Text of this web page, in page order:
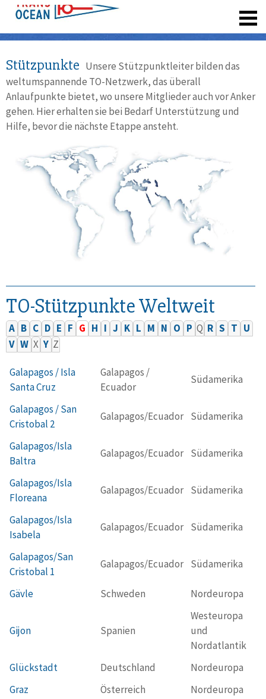
Stützpunkte Unsere Stützpunktleiter bilden das
weltumspannende TO-Netzwerk, das überall
Anlaufpunkte bietet, wo unsere Mitglieder auch vor Anker
gehen. Hier erhalten sie bei Bedarf Unterstützung und
Hilfe, bevor die nächste Etappe ansteht.
TO-Stützpunkte Weltweit
A B C D E F G H I J K L M N O P Q R S T U
V W X Y Z
Galapagos / Isla
Santa Cruz
Galapagos /
Ecuador
Südamerika
Galapagos / San
Cristobal 2
Galapagos/Ecuador Südamerika
Galapagos/Isla
Baltra
Galapagos/Ecuador Südamerika
Galapagos/Isla
Floreana
Galapagos/Ecuador Südamerika
Galapagos/Isla
Isabela
Galapagos/Ecuador Südamerika
Galapagos/San
Cristobal 1
Galapagos/Ecuador Südamerika
Gävle Schweden Nordeuropa
Gijon Spanien
Westeuropa
und
Nordatlantik
Glückstadt
Deutschland
Nordeuropa
Graz
Österreich
Nordeuropa